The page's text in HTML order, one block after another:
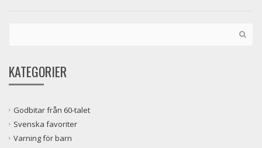
KATEGORIER
Godbitar från 60-talet
Svenska favoriter
Varning för barn